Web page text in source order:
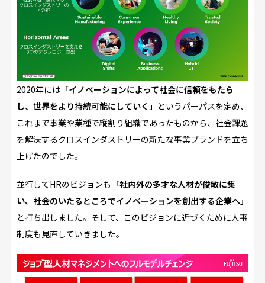
2020年には「イノベーションによって社会に信頼をもたら
し、世界をより持続可能にしていく」 というパーパスを定め、
これまで事業や業種で縦割り組織であったものから、社会課題
を解決するクロスインダストリーの新たな事業ブランドを立ち
上げたのでした。
並行してHRのビジョンも 「社内外の多才な人材が俊敏に集
い、社会のいたるところでイノベーションを創出する企業へ」
と打ち出しました。そして、このビジョンに近づくために人事
制度も見直していきました。